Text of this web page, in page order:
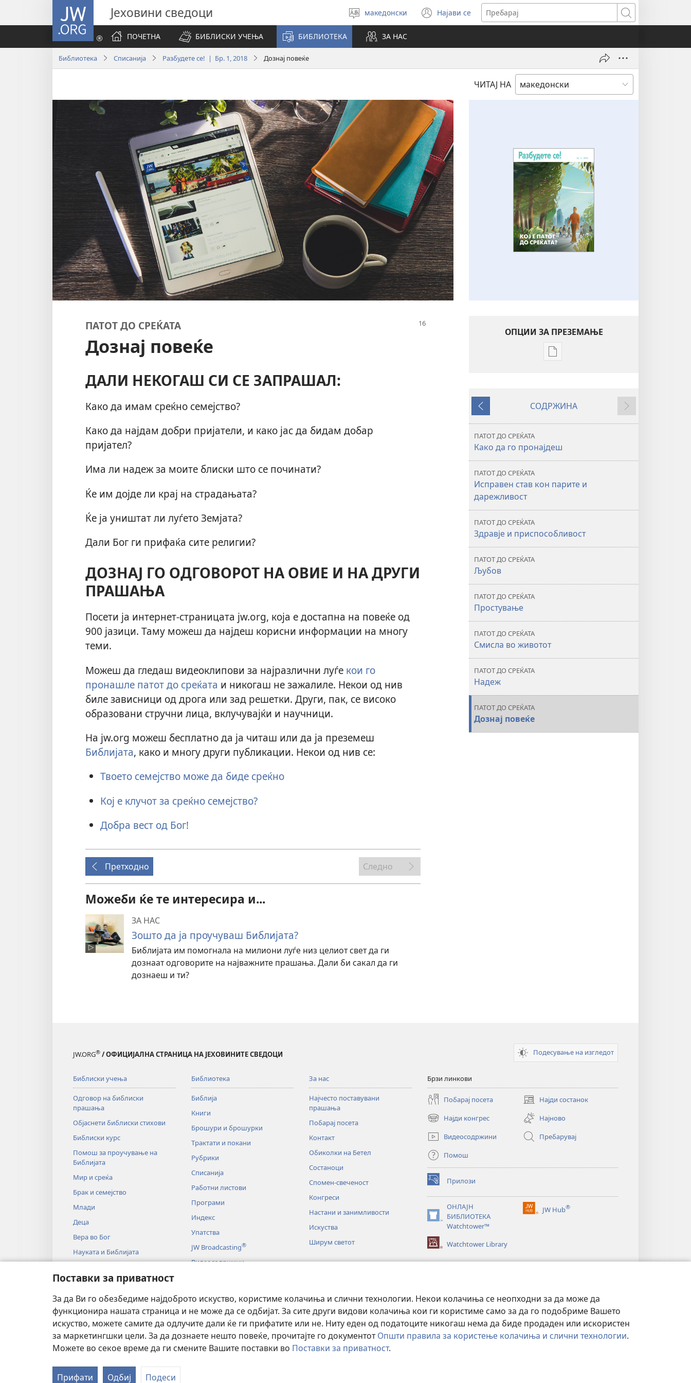
Поставки за приватност
За да Ви го обезбедиме најдоброто искуство, користиме колачиња и слични технологии. Некои колачиња се неопходни за да може да
функционира нашата страница и не може да се одбијат. За сите други видови колачиња кои ги користиме само за да го подобриме Вашето
искуство, можете самите да одлучите дали ќе ги прифатите или не. Ниту еден од податоците никогаш нема да биде продаден или искористен
за маркетингшки цели. За да дознаете нешто повеќе, прочитајте го документотОпшти правила за користење колачиња и слични технологии.
Можете во секое време да ги смените Вашите поставки во Поставки за приватност.
Прифати Одбиј Подеси
JW.ORG Јеховини сведоци
Избери
јазик
македонски Најави се
(opens
new
Пребарај
ПОЧЕТНА
БИБЛИСКИ УЧЕЊА БИБЛИОТЕКА ЗА НАС
Библиотека Списанија Разбудете се! | Бр. 1, 2018 Дознај повеќе
ЧИТАЈ НА
ПАТОТ ДО СРЕЌАТА
Дознај повеќе
ДАЛИ НЕКОГАШ СИ СЕ ЗАПРАШАЛ:
Како да имам среќно семејство?
Како да најдам добри пријатели, и како јас да бидам добар
пријател?
Има ли надеж за моите блиски што се починати?
Ќе им дојде ли крај на страдањата?
Ќе ја уништат ли луѓето Земјата?
Дали Бог ги прифаќа сите религии?
ДОЗНАЈ ГО ОДГОВОРОТ НА ОВИЕ И НА ДРУГИ
ПРАШАЊА
Посети ја интернет-страницата jw.org, која е достапна на повеќе од
900 јазици. Таму можеш да најдеш корисни информации на многу
теми.
Можеш да гледаш видеоклипови за најразлични луѓе кои го
пронашле патот до среќата и никогаш не зажалиле. Некои од нив
биле зависници од дрога или зад решетки. Други, пак, се високо
образовани стручни лица, вклучувајќи и научници.
На jw.org можеш бесплатно да ја читаш или да ја преземеш
Библијата, како и многу други публикации. Некои од нив се:
Твоето семејство може да биде среќно
Кој е клучот за среќно семејство?
Добра вест од Бог!
Претходно Следно
Можеби ќе те интересира и...
ЗА НАС
Зошто да ја проучуваш Библијата?
Библијата им помогнала на милиони луѓе низ целиот свет да ги
дознаат одговорите на најважните прашања. Дали би сакал да ги
дознаеш и ти?
ОПЦИИ ЗА ПРЕЗЕМАЊЕ
Опции
публикациите
формат
Кој
Претходно
СОДРЖИНА
Следно
ПАТОТ ДО СРЕЌАТА
Како да го пронајдеш
ПАТОТ ДО СРЕЌАТА
Исправен став кон парите и
дарежливост
ПАТОТ ДО СРЕЌАТА
Здравје и приспособливост
ПАТОТ ДО СРЕЌАТА
Љубов
ПАТОТ ДО СРЕЌАТА
Простување
ПАТОТ ДО СРЕЌАТА
Смисла во животот
ПАТОТ ДО СРЕЌАТА
Надеж
ПАТОТ ДО СРЕЌАТА
Дознај повеќе
JW.ORG® / ОФИЦИЈАЛНА СТРАНИЦА НА ЈЕХОВИНИТЕ СВЕДОЦИ Подесување на изгледот
Библиски учења
Одговор на библиски
прашања
Објаснети библиски стихови
Библиски курс
Помош за проучување на
Библијата
Мир и среќа
Брак и семејство
Млади
Деца
Вера во Бог
Науката и Библијата
Библиотека
Библија
Книги
Брошури и брошурки
Трактати и покани
Рубрики
Списанија
Работни листови
Програми
Индекс
Упатства
JW Broadcasting®
Видеосодржини
Драмско читање на Библијата
За нас
Најчесто поставувани
прашања
Побарај посета
Контакт
Обиколки на Бетел
Состаноци
Спомен-свеченост
Конгреси
Настани и занимливости
Искуства
Ширум светот
Брзи линкови
Побарај посета Најди состанок
(opens
new
window)
Најди конгрес
(opens
new
window)
Најново
Видеосодржини
Пребарувај
Помош
Прилози
(opens
new
window)ОНЛАЈН
БИБЛИОТЕКА
Watchtower™
(opens
window)
JW Hub®
(opens
Watchtower Library
Copyright © 2026 Watch Tower Bible and Tract Society of Pennsylvania. УСЛОВИ ЗА КОРИСТЕЊЕ